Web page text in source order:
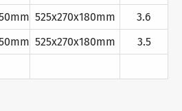
525x270x180mm
3.6
525x270x180mm 3.5